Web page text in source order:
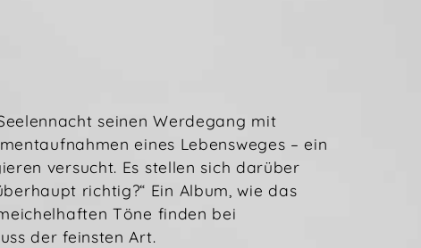
seinen Werdegang mit
eines Lebensweges – ein
versucht. Es stellen sich darüber
richtig?“ Ein Album, wie das
Töne finden bei
der feinsten Art.